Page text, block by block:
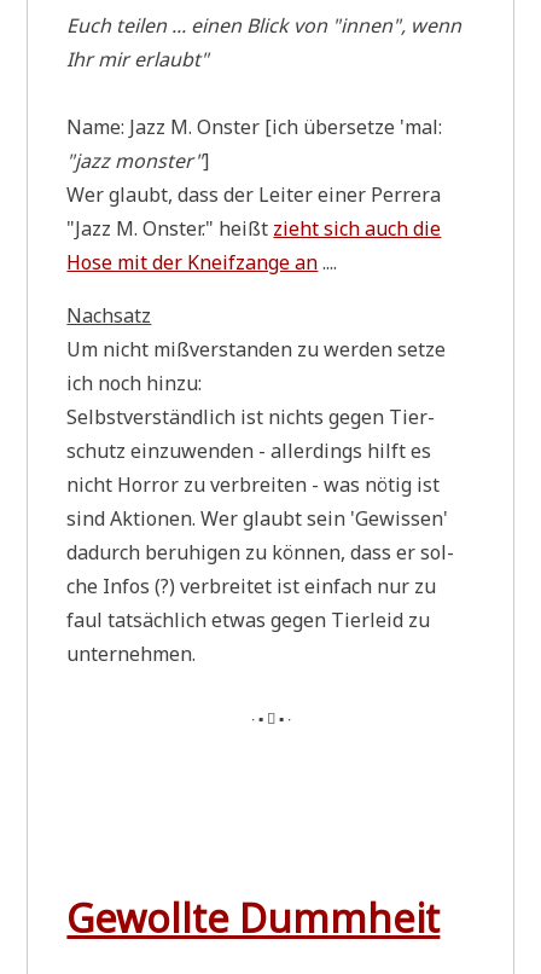
Euch tei­len ... einen Blick von "innen", wenn
Ihr mir erlaubt"
Name: Jazz M. Onster [ich über­set­ze 'mal:
"jazz mon­ster"]
Wer glaubt, dass der Lei­ter einer Per­rera
"Jazz M. Onster." heißt zieht sich auch die
Hose mit der Kneif­zan­ge an....
Nach­satz
Um nicht miß­ver­stan­den zu wer­den set­ze
ich noch hinzu:
Selbst­ver­ständ­lich ist nichts gegen Tier­
schutz ein­zu­wen­den - aller­dings hilft es
nicht Hor­ror zu ver­brei­ten - was nötig ist
sind Aktio­nen. Wer glaubt sein 'Gewis­sen'
dadurch beru­hi­gen zu kön­nen, dass er sol­
che Infos (?) ver­brei­tet ist ein­fach nur zu
faul tat­säch­lich etwas gegen Tier­leid zu
unternehmen.
∙ ▪  ▪ ∙
Gewollte Dummheit